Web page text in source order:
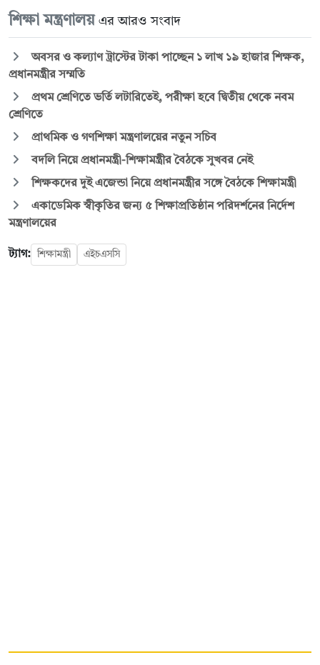
শিক্ষা মন্ত্রণালয় এর আরও সংবাদ
অবসর ও কল্যাণ ট্রাস্টের টাকা পাচ্ছেন ১ লাখ ১৯ হাজার শিক্ষক,
প্রধানমন্ত্রীর সম্মতি
প্রথম শ্রেণিতে ভর্তি লটারিতেই, পরীক্ষা হবে দ্বিতীয় থেকে নবম
শ্রেণিতে
প্রাথমিক ও গণশিক্ষা মন্ত্রণালয়ের নতুন সচিব
বদলি নিয়ে প্রধানমন্ত্রী-শিক্ষামন্ত্রীর বৈঠকে সুখবর নেই
শিক্ষকদের দুই এজেন্ডা নিয়ে প্রধানমন্ত্রীর সঙ্গে বৈঠকে শিক্ষামন্ত্রী
একাডেমিক স্বীকৃতির জন্য ৫ শিক্ষাপ্রতিষ্ঠান পরিদর্শনের নির্দেশ
মন্ত্রণালয়ের
ট্যাগ: শিক্ষামন্ত্রী এইচএসসি